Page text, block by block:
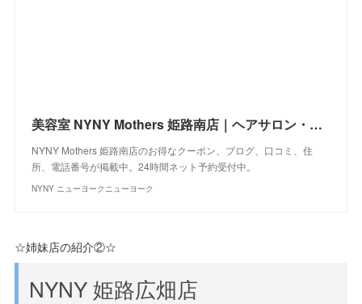
美容室 NYNY Mothers 姫路南店｜ヘアサロン・美容院｜ニューヨークニューヨーク
NYNY Mothers 姫路南店のお得なクーポン、ブログ、口コミ、住
所、電話番号が掲載中。24時間ネット予約受付中。
NYNY ニューヨークニューヨーク
☆姉妹店の紹介②☆
NYNY 姫路広畑店